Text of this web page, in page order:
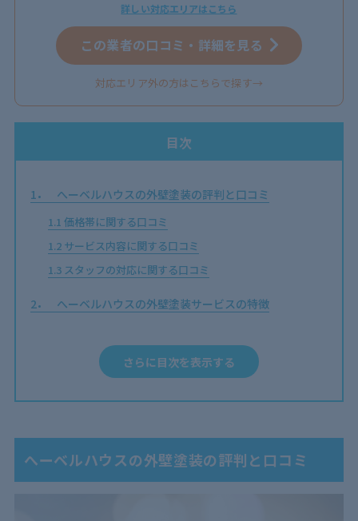
詳しい対応エリアはこちら
この業者の口コミ・詳細を見る
対応エリア外の方はこちらで探す→
目次
1 へーベルハウスの外壁塗装の評判と口コミ
1.1 価格帯に関する口コミ
1.2サービス内容に関する口コミ
1.3スタッフの対応に関する口コミ
2 へーベルハウスの外壁塗装サービスの特徴
耐久性があり塗装サイクルが少なくて済む
新築外壁塗装後は30年の初期保証がある
2.4ALC（軽量気泡コンクリート）の扱いに慣れている
その他のメンテナンスも同時に施工可能
3
へーベルハウスの外壁塗装の費用
さらに目次を表示する
へーベルハウスの外壁塗装の評判と口コミ